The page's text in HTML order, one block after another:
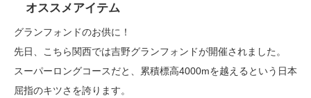
オススメアイテム
グランフォンドのお供に！
先日、こちら関西では吉野グランフォンドが開催されました。
スーパーロングコースだと、累積標高4000mを越えるという日本
屈指のキツさを誇ります。